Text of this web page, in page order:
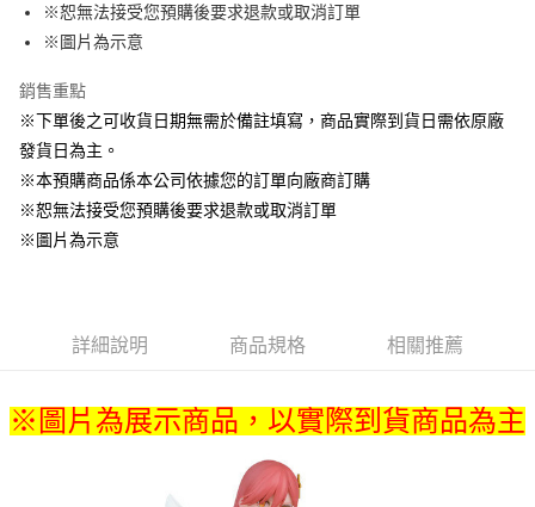
貨到付款
運送方式
全家取貨付款
每筆NT$65，滿NT$1,300(含以上)免運費
付款後全家取貨
每筆NT$65，滿NT$1,300(含以上)免運費
7-11取貨付款
付款後7-11取貨
每筆NT$65，滿NT$1,300(含以上)免運費
※恕無法接受您預購後要求退款或取消訂單
※圖片為示意
銷售重點
※下單後之可收貨日期無需於備註填寫，商品實際到貨日需依原廠
發貨日為主。
※本預購商品係本公司依據您的訂單向廠商訂購
※恕無法接受您預購後要求退款或取消訂單
※圖片為示意
詳細說明 商品規格 相關推薦
※圖片為展示商品，以實際到貨商品為主